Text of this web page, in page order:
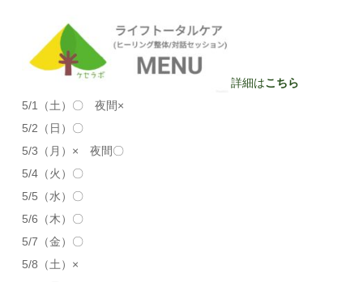
詳細はこちら
5/1（土）〇 夜間×
5/2（日）〇
5/3（月）× 夜間〇
5/4（火）〇
5/5（水）〇
5/6（木）〇
5/7（金）〇
5/8（土）×